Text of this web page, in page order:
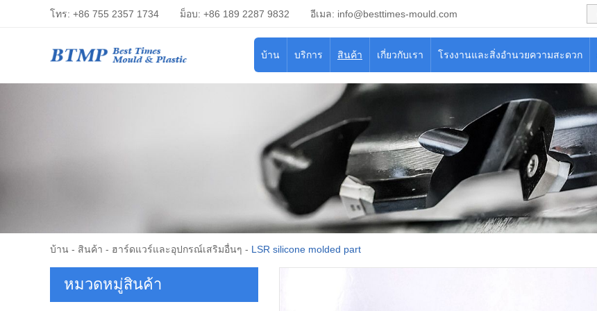
โทร: +86 755 2357 1734 ม็อบ: +86 189 2287 9832 อีเมล: info@besttimes-mould.com
บ้าน บริการ สินค้า เกี่ยวกับเรา โรงงานและสิ่งอำนวยความสะดวก
บ้าน - สินค้า - ฮาร์ดแวร์และอุปกรณ์เสริมอื่นๆ - LSR silicone molded part
หมวดหมู่สินค้า